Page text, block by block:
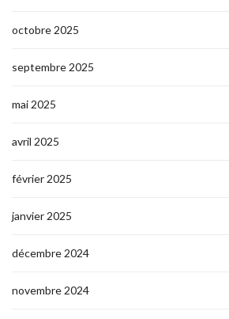
octobre 2025
septembre 2025
mai 2025
avril 2025
février 2025
janvier 2025
décembre 2024
novembre 2024